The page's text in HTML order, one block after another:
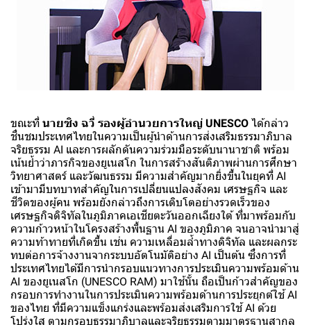
ขณะที่ นายซิง ฉวี่ รองผู้อำนวยการใหญ่ UNESCO ได้กล่าว
ชื่นชมประเทศไทยในความเป็นผู้นำด้านการส่งเสริมธรรมาภิบาล
จริยธรรม AI และการผลักดันความร่วมมือระดับนานาชาติ พร้อม
เน้นย้ำว่าภารกิจของยูเนสโก ในการสร้างสันติภาพผ่านการศึกษา
วิทยาศาสตร์ และวัฒนธรรม มีความสำคัญมากยิ่งขึ้นในยุคที่ AI
เข้ามามีบทบาทสำคัญในการเปลี่ยนแปลงสังคม เศรษฐกิจ และ
ชีวิตของผู้คน พร้อมยังกล่าวถึงการเติบโตอย่างรวดเร็วของ
เศรษฐกิจดิจิทัลในภูมิภาคเอเชียตะวันออกเฉียงใต้ ที่มาพร้อมกับ
ความก้าวหน้าในโครงสร้างพื้นฐาน AI ของภูมิภาค จนอาจนำมาสู่
ความท้าทายที่เกิดขึ้น เช่น ความเหลื่อมล้ำทางดิจิทัล และผลกระ
ทบต่อการจ้างงานจากระบบอัตโนมัติอย่าง AI เป็นต้น ซึ่งการที่
ประเทศไทยได้มีการนำกรอบแนวทางการประเมินความพร้อมด้าน
AI ของยูเนสโก (UNESCO RAM) มาใช้นั้น ถือเป็นก้าวสำคัญของ
กรอบการทำงานในการประเมินความพร้อมด้านการประยุกต์ใช้ AI
ของไทย ที่มีความแข็งแกร่งและพร้อมส่งเสริมการใช้ AI ด้วย
โปร่งใส ตามกรอบธรรมาภิบาลและจริยธรรมตามมาตรฐานสากล